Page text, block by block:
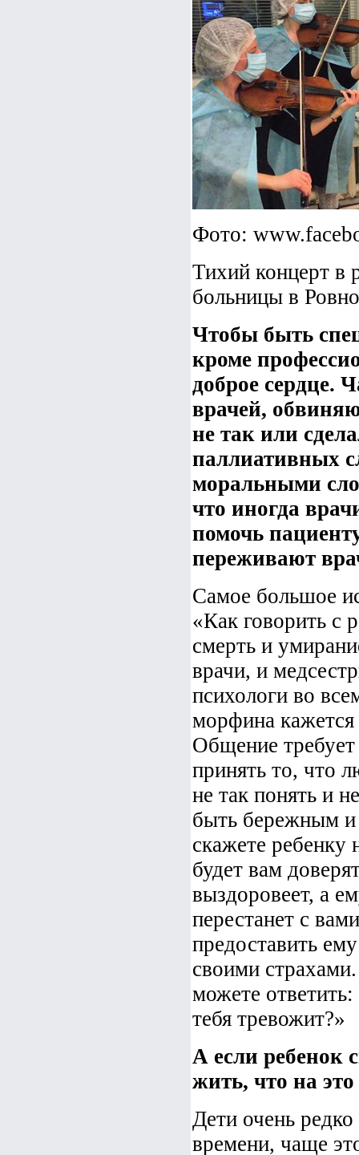
Фото:
Тихий концерт в
больницы в Ровно
Чтобы быть
кроме
доброе сердце.
врачей,
не так или
паллиативных
моральными
что иногда
помочь
переживают
Самое большое
«Как говорить с
смерть и
врачи, и
психологи во
морфина кажется
Общение
принять то, что
не так понять и
быть бережным
скажете ребенку
будет вам
выздоровеет, а
перестанет с
предоставить
своими
можете
тебя тревожит?»
А если ребенок
жить, что на это
Дети очень
времени, чаще